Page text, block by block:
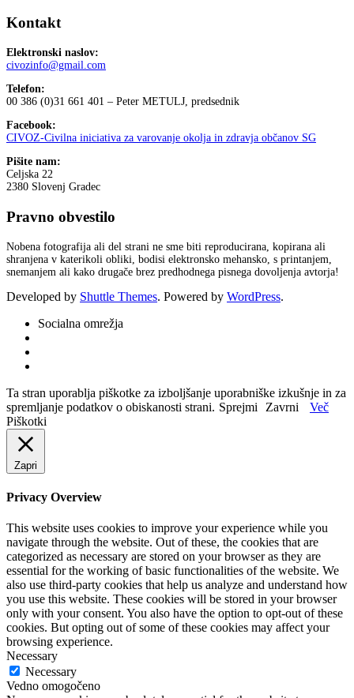
Kontakt
Elektronski naslov:
civozinfo@gmail.com
Telefon:
00 386 (0)31 661 401 – Peter METULJ, predsednik
Facebook:
CIVOZ-Civilna iniciativa za varovanje okolja in zdravja občanov SG
Pišite nam:
Celjska 22
2380 Slovenj Gradec
Pravno obvestilo
Nobena fotografija ali del strani ne sme biti reproducirana, kopirana ali
shranjena v katerikoli obliki, bodisi elektronsko mehansko, s printanjem,
snemanjem ali kako drugače brez predhodnega pisnega dovoljenja avtorja!
Developed by Shuttle Themes. Powered by WordPress.
Socialna omrežja
Ta stran uporablja piškotke za izboljšanje uporabniške izkušnje in za
spremljanje podatkov o obiskanosti strani. Sprejmi Zavrni
Več
Piškotki
Zapri
Privacy Overview
This website uses cookies to improve your experience while you
navigate through the website. Out of these, the cookies that are
categorized as necessary are stored on your browser as they are
essential for the working of basic functionalities of the website. We
also use third-party cookies that help us analyze and understand how
you use this website. These cookies will be stored in your browser
only with your consent. You also have the option to opt-out of these
cookies. But opting out of some of these cookies may affect your
browsing experience.
Necessary
Necessary
Vedno omogočeno